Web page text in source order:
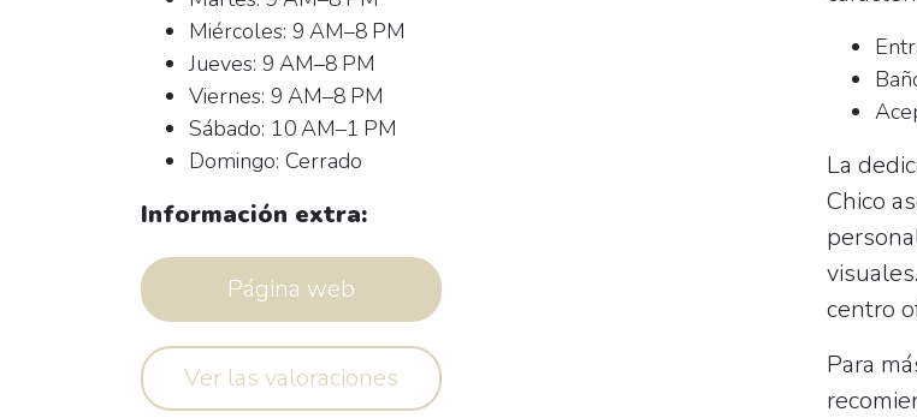
Miércoles: 9 AM–8 PM
Jueves: 9 AM–8 PM
Viernes: 9 AM–8 PM
Sábado: 10 AM–1 PM
Domingo: Cerrado
Información extra:
Página web
Ver las valoraciones
La
Chico
centro
Para